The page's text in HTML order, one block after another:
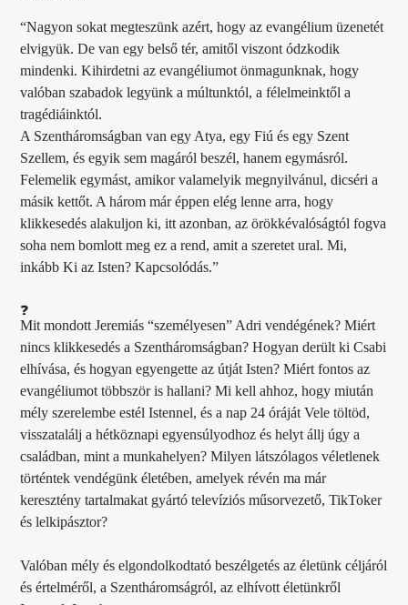
“Nagyon sokat megteszünk azért, hogy az evangélium üzenetét
elvigyük. De van egy belső tér, amitől viszont ódzkodik
mindenki. Kihirdetni az evangéliumot önmagunknak, hogy
valóban szabadok legyünk a múltunktól, a félelmeinktől a
tragédiáinktól.
A Szentháromságban van egy Atya, egy Fiú és egy Szent
Szellem, és egyik sem magáról beszél, hanem egymásról.
Felemelik egymást, amikor valamelyik megnyilvánul, dicséri a
másik kettőt. A három már éppen elég lenne arra, hogy
klikkesedés alakuljon ki, itt azonban, az örökkévalóságtól fogva
soha nem bomlott meg ez a rend, amit a szeretet ural. Mi,
inkább Ki az Isten? Kapcsolódás.”
Mit mondott Jeremiás “személyesen” Adri vendégének? Miért
nincs klikkesedés a Szentháromságban? Hogyan derült ki Csabi
elhívása, és hogyan egyengette az útját Isten? Miért fontos az
evangéliumot többször is hallani? Mi kell ahhoz, hogy miután
mély szerelembe estél Istennel, és a nap 24 óráját Vele töltöd,
visszatalálj a hétköznapi egyensúlyodhoz és helyt állj úgy a
családban, mint a munkahelyen? Milyen látszólagos véletlenek
történtek vendégünk életében, amelyek révén ma már
keresztény tartalmakat gyártó televíziós műsorvezető, TikToker
és lelkipásztor?
Valóban mély és elgondolkodtató beszélgetés az életünk céljáról
és értelméről, a Szentháromságról, az elhívott életünkről